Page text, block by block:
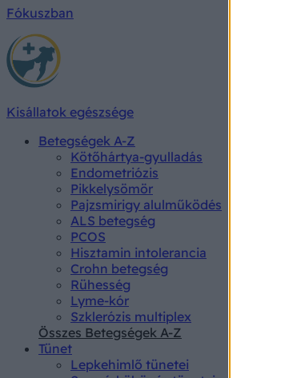
Fókuszban
Kisállatok egészsége
Betegségek A-Z
Kötőhártya-gyulladás
Endometriózis
Pikkelysömör
Pajzsmirigy alulműködés
ALS betegség
PCOS
Hisztamin intolerancia
Crohn betegség
Rühesség
Lyme-kór
Szklerózis multiplex
Összes Betegségek A-Z
Tünet
Lepkehimlő tünetei